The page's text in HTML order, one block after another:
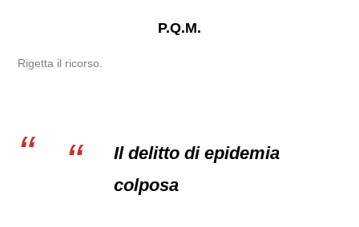
P.Q.M.
Rigetta il ricorso.
Il delitto di epidemia
colposa